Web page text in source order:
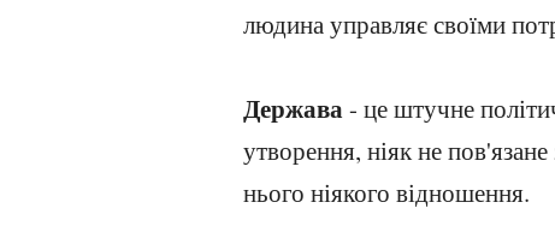
людина управляє своїми
Держава- це штучне
утворення, ніяк не
нього ніякого відношення.